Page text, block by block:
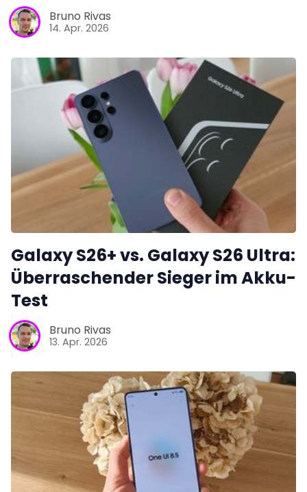
Bruno Rivas
14. Apr. 2026
Galaxy S26+ vs. Galaxy S26 Ultra:
Überraschender Sieger im Akku-
Test
Bruno Rivas
13. Apr. 2026